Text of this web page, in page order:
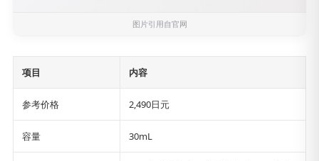
图片引用自官网
项目 内容
参考价格 2,490日元
容量 30mL